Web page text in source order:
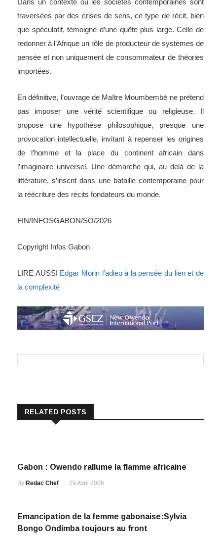
Dans un contexte où les sociétés contemporaines sont
traversées par des crises de sens, ce type de récit, bien
que spéculatif, témoigne d’une quête plus large. Celle de
redonner à l’Afrique un rôle de producteur de systèmes de
pensée et non uniquement de consommateur de théories
importées.
En définitive, l’ouvrage de Maître Moumbembé ne prétend
pas imposer une vérité scientifique ou religieuse. Il
propose une hypothèse philosophique, presque une
provocation intellectuelle, invitant à repenser les origines
de l’homme et la place du continent africain dans
l’imaginaire universel. Une démarche qui, au delà de la
littérature, s’inscrit dans une bataille contemporaine pour
la réécriture des récits fondateurs du monde.
FIN/INFOSGABON/SO/2026
Copyright Infos Gabon
LIRE AUSSI Edgar Morin l’adieu à la pensée du lien et de
la complexité
RELATED POSTS
Gabon : Owendo rallume la flamme africaine
By Redac Chef 29 Avril 2026
Emancipation de la femme gabonaise:Sylvia
Bongo Ondimba toujours au front